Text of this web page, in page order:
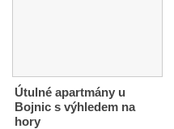
Útulné apartmány u
Bojnic s výhledem na
hory